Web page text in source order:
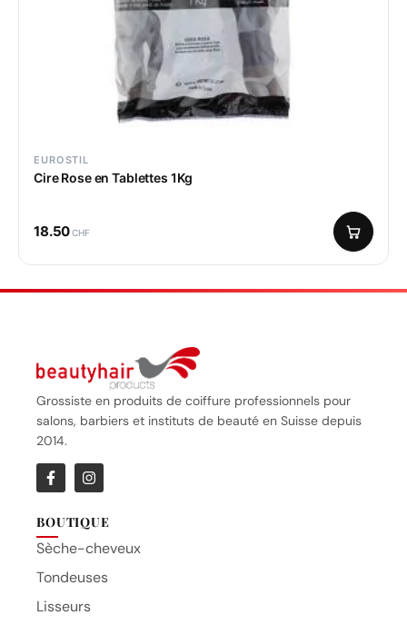
EUROSTIL
Cire Rose en Tablettes 1Kg
18.50CHF
Grossiste en produits de coiffure professionnels pour
salons, barbiers et instituts de beauté en Suisse depuis
2014.
BOUTIQUE
Sèche-cheveux
Tondeuses
Lisseurs